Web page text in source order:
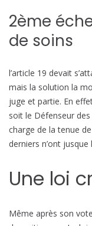
2ème
de soins
l’article 19 devait
mais la solution la
juge et partie. En
soit le Défenseur
charge de la tenue
derniers n’ont
Une loi
Même après son